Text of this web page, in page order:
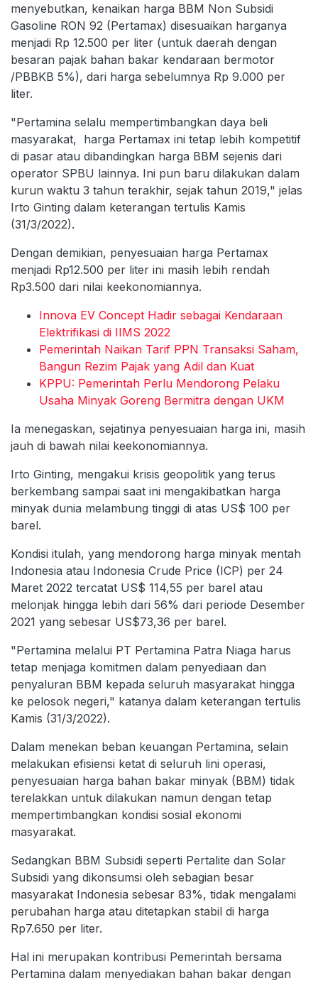
menyebutkan, kenaikan harga BBM Non Subsidi
Gasoline RON 92 (Pertamax) disesuaikan harganya
menjadi Rp 12.500 per liter (untuk daerah dengan
besaran pajak bahan bakar kendaraan bermotor
/PBBKB 5%), dari harga sebelumnya Rp 9.000 per
liter.
"Pertamina selalu mempertimbangkan daya beli
masyarakat, harga Pertamax ini tetap lebih kompetitif
di pasar atau dibandingkan harga BBM sejenis dari
operator SPBU lainnya. Ini pun baru dilakukan dalam
kurun waktu 3 tahun terakhir, sejak tahun 2019," jelas
Irto Ginting dalam keterangan tertulis Kamis
(31/3/2022).
Dengan demikian, penyesuaian harga Pertamax
menjadi Rp12.500 per liter ini masih lebih rendah
Rp3.500 dari nilai keekonomiannya.
Innova EV Concept Hadir sebagai Kendaraan
Elektrifikasi di IIMS 2022
Pemerintah Naikan Tarif PPN Transaksi Saham,
Bangun Rezim Pajak yang Adil dan Kuat
KPPU: Pemerintah Perlu Mendorong Pelaku
Usaha Minyak Goreng Bermitra dengan UKM
Ia menegaskan, sejatinya penyesuaian harga ini, masih
jauh di bawah nilai keekonomiannya.
Irto Ginting, mengakui krisis geopolitik yang terus
berkembang sampai saat ini mengakibatkan harga
minyak dunia melambung tinggi di atas US$ 100 per
barel.
Kondisi itulah, yang mendorong harga minyak mentah
Indonesia atau Indonesia Crude Price (ICP) per 24
Maret 2022 tercatat US$ 114,55 per barel atau
melonjak hingga lebih dari 56% dari periode Desember
2021 yang sebesar US$73,36 per barel.
"Pertamina melalui PT Pertamina Patra Niaga harus
tetap menjaga komitmen dalam penyediaan dan
penyaluran BBM kepada seluruh masyarakat hingga
ke pelosok negeri," katanya dalam keterangan tertulis
Kamis (31/3/2022).
Dalam menekan beban keuangan Pertamina, selain
melakukan efisiensi ketat di seluruh lini operasi,
penyesuaian harga bahan bakar minyak (BBM) tidak
terelakkan untuk dilakukan namun dengan tetap
mempertimbangkan kondisi sosial ekonomi
masyarakat.
Sedangkan BBM Subsidi seperti Pertalite dan Solar
Subsidi yang dikonsumsi oleh sebagian besar
masyarakat Indonesia sebesar 83%, tidak mengalami
perubahan harga atau ditetapkan stabil di harga
Rp7.650 per liter.
Hal ini merupakan kontribusi Pemerintah bersama
Pertamina dalam menyediakan bahan bakar dengan